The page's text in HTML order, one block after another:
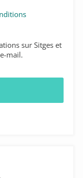
sur Sitges et
mail.